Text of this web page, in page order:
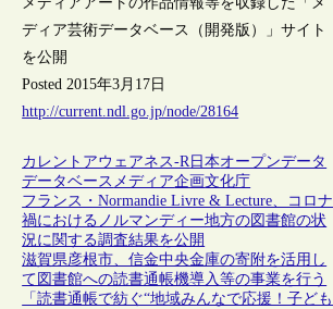
ディア芸術データベース（開発版）」サイト
を公開
Posted 2015年3月17日
http://current.ndl.go.jp/node/28164
カレントアウェアネス-R日本オープンデータ
データベース メディア企画文化庁
フランス・Normandie Livre & Lecture、コロナ
禍におけるノルマンディー地方の図書館の状
況に関する調査結果を公開
滋賀県彦根市、信金中央金庫の寄附を活用し
て図書館への読書通帳機導入等の事業を行う
「読書通帳で紡ぐ“地域みんなで応援！子ども